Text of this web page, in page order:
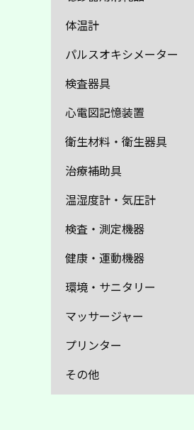
体温計
パルスオキシメーター
検査器具
心電図記憶装置
衛生材料・衛生器具
治療補助具
温湿度計・気圧計
検査・測定機器
健康・運動機器
環境・サニタリー
マッサージャー
プリンター
その他